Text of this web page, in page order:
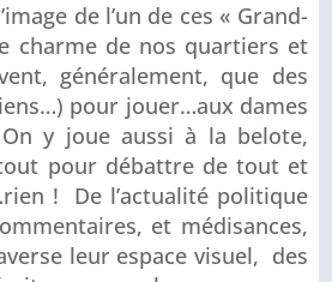
de l’un de ces « Grand-
charme de nos quartiers et
généralement, que des
pour jouer…aux dames
y joue aussi à la belote,
pour débattre de tout et
! De l’actualité politique
et médisances,
leur espace visuel, des